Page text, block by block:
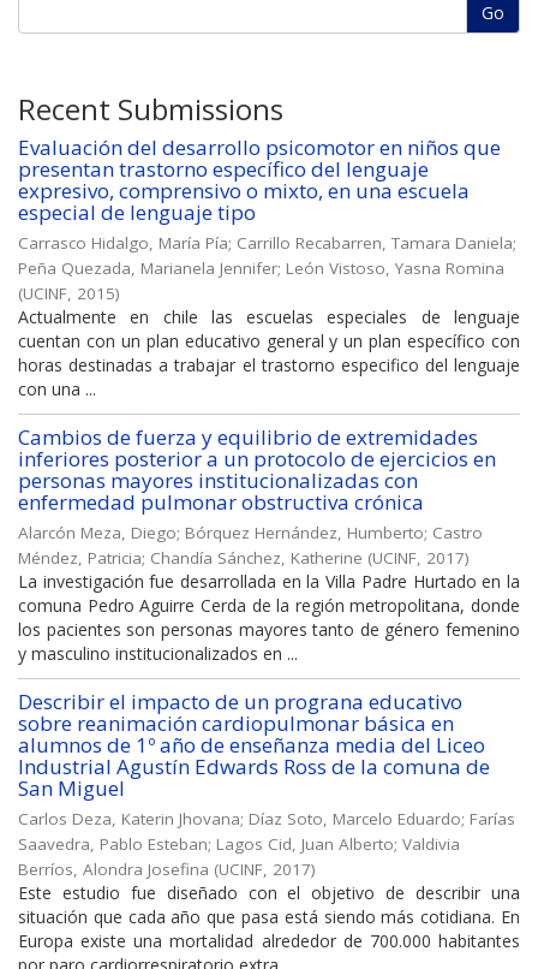
Go
Recent Submissions
Evaluación del desarrollo psicomotor en niños que
presentan trastorno específico del lenguaje
expresivo, comprensivo o mixto, en una escuela
especial de lenguaje tipo
Carrasco Hidalgo, María Pía; Carrillo Recabarren, Tamara Daniela;
Peña Quezada, Marianela Jennifer; León Vistoso, Yasna Romina
(UCINF, 2015)
Actualmente en chile las escuelas especiales de lenguaje
cuentan con un plan educativo general y un plan específico con
horas destinadas a trabajar el trastorno especifico del lenguaje
con una ...
Cambios de fuerza y equilibrio de extremidades
inferiores posterior a un protocolo de ejercicios en
personas mayores institucionalizadas con
enfermedad pulmonar obstructiva crónica
Alarcón Meza, Diego; Bórquez Hernández, Humberto; Castro
Méndez, Patricia; Chandía Sánchez, Katherine (UCINF, 2017)
La investigación fue desarrollada en la Villa Padre Hurtado en la
comuna Pedro Aguirre Cerda de la región metropolitana, donde
los pacientes son personas mayores tanto de género femenino
y masculino institucionalizados en ...
Describir el impacto de un prograna educativo
sobre reanimación cardiopulmonar básica en
alumnos de 1º año de enseñanza media del Liceo
Industrial Agustín Edwards Ross de la comuna de
San Miguel
Carlos Deza, Katerin Jhovana; Díaz Soto, Marcelo Eduardo; Farías
Saavedra, Pablo Esteban; Lagos Cid, Juan Alberto; Valdivia
Berríos, Alondra Josefina (UCINF, 2017)
Este estudio fue diseñado con el objetivo de describir una
situación que cada año que pasa está siendo más cotidiana. En
Europa existe una mortalidad alrededor de 700.000 habitantes